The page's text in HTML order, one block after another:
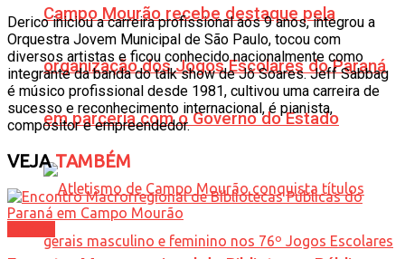
Campo Mourão recebe destaque pela
organização dos Jogos Escolares do Paraná
em parceria com o Governo do Estado
Derico iniciou a carreira profissional aos 9 anos, integrou a
Orquestra Jovem Municipal de São Paulo, tocou com
diversos artistas e ficou conhecido nacionalmente como
integrante da banda do talk show de Jô Soares. Jeff Sabbag
é músico profissional desde 1981, cultivou uma carreira de
sucesso e reconhecimento internacional, é pianista,
compositor e empreendedor.
VEJATAMBÉM